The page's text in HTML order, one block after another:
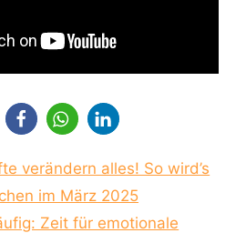
verändern alles! So wird’s
im März 2025
Zeit für emotionale